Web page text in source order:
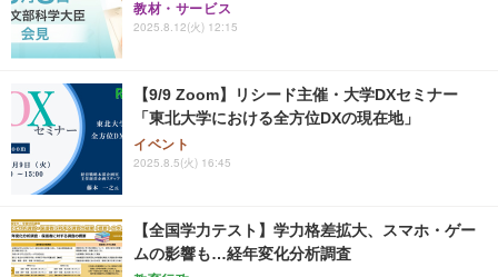
教材・サービス
2025.8.12(火) 12:15
【9/9 Zoom】リシード主催・大学DXセミナー
「東北大学における全方位DXの現在地」
イベント
2025.8.5(火) 16:45
【全国学力テスト】学力格差拡大、スマホ・ゲー
ムの影響も…経年変化分析調査